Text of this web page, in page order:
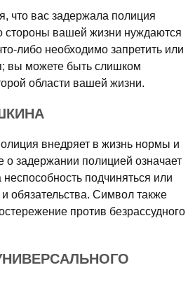
что вас задержала полиция
стороны вашей жизни нуждаются
либо необходимо запретить или
вы можете быть слишком
области вашей жизни.
внедряет в жизнь нормы и
о задержании полицией означает
подчиняться или
обязательства. Символ также
против безрассудного